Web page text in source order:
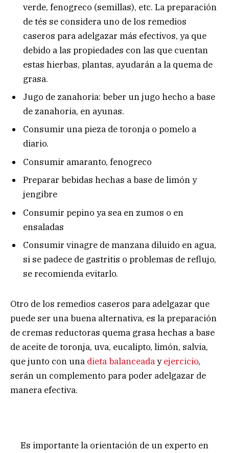
verde, fenogreco (semillas), etc. La preparación
de tés se considera uno de los remedios
caseros para adelgazar más efectivos, ya que
debido a las propiedades con las que cuentan
estas hierbas, plantas, ayudarán a la quema de
grasa.
Jugo de zanahoria: beber un jugo hecho a base
de zanahoria, en ayunas.
Consumir una pieza de toronja o pomelo a
diario.
Consumir amaranto, fenogreco
Preparar bebidas hechas a base de limón y
jengibre
Consumir pepino ya sea en zumos o en
ensaladas
Consumir vinagre de manzana diluido en agua,
si se padece de gastritis o problemas de reflujo,
se recomienda evitarlo.
Otro de los remedios caseros para adelgazar que
puede ser una buena alternativa, es la preparación
de cremas reductoras quema grasa hechas a base
de aceite de toronja, uva, eucalipto, limón, salvia,
que junto con una dieta balanceadayejercicio,
serán un complemento para poder adelgazar de
manera efectiva.
Es importante la orientación de un experto en